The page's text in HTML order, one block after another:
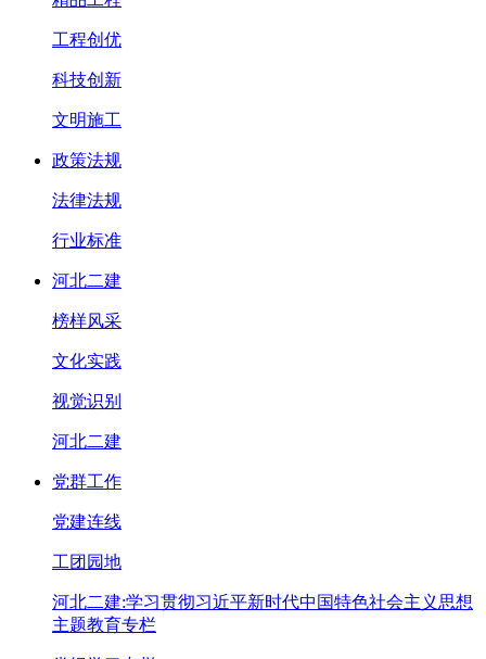
工程创优
科技创新
文明施工
政策法规
法律法规
行业标准
河北二建
榜样风采
文化实践
视觉识别
河北二建
党群工作
党建连线
工团园地
河北二建:学习贯彻习近平新时代中国特色社会主义思想
主题教育专栏